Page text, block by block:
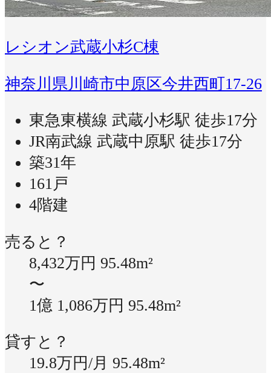
レシオン武蔵小杉C棟
神奈川県川崎市中原区今井西町17-26
東急東横線 武蔵小杉駅 徒歩17分
JR南武線 武蔵中原駅 徒歩17分
築31年
161戸
4階建
売ると？
8,432万円 95.48m²
〜
1億 1,086万円 95.48m²
貸すと？
19.8万円/月 95.48m²